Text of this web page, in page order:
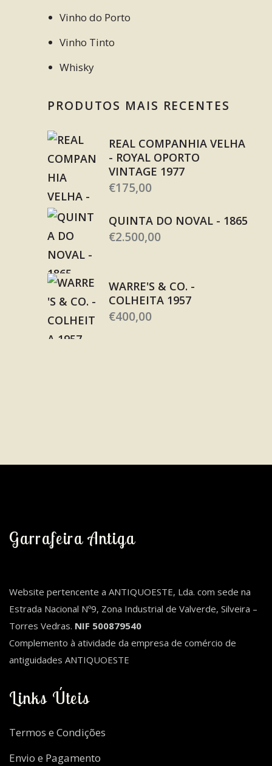
Vinho do Porto
Vinho Tinto
Whisky
PRODUTOS MAIS RECENTES
REAL COMPANHIA VELHA
- ROYAL OPORTO
VINTAGE 1977
€175,00
QUINTA DO NOVAL - 1865
€2.500,00
WARRE'S & CO. -
COLHEITA 1957
€400,00
Garrafeira Antiga
Website pertencente a ANTIQUOESTE, Lda. com sede na
Estrada Nacional Nº9, Zona Industrial de Valverde, Silveira –
Torres Vedras. NIF 500879540
Complemento à atividade da empresa de comércio de
antiguidades ANTIQUOESTE
Links Úteis
Termos e Condições
Envio e Pagamento